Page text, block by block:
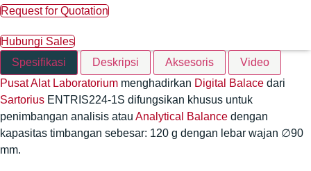
Request for Quotation
Hubungi Sales
Spesifikasi
Deskripsi Aksesoris
Video
Pusat Alat Laboratorium menghadirkan Digital Balace dari
Sartorius ENTRIS224-1S difungsikan khusus untuk
penimbangan analisis atau Analytical Balance dengan
kapasitas timbangan sebesar: 120 g dengan lebar wajan ∅90
mm.